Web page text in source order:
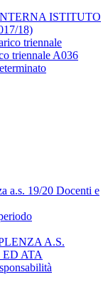
ISTITUTO
18)
triennale
triennale A036
a.s. 19/20 Docenti e
A.S.
ATA